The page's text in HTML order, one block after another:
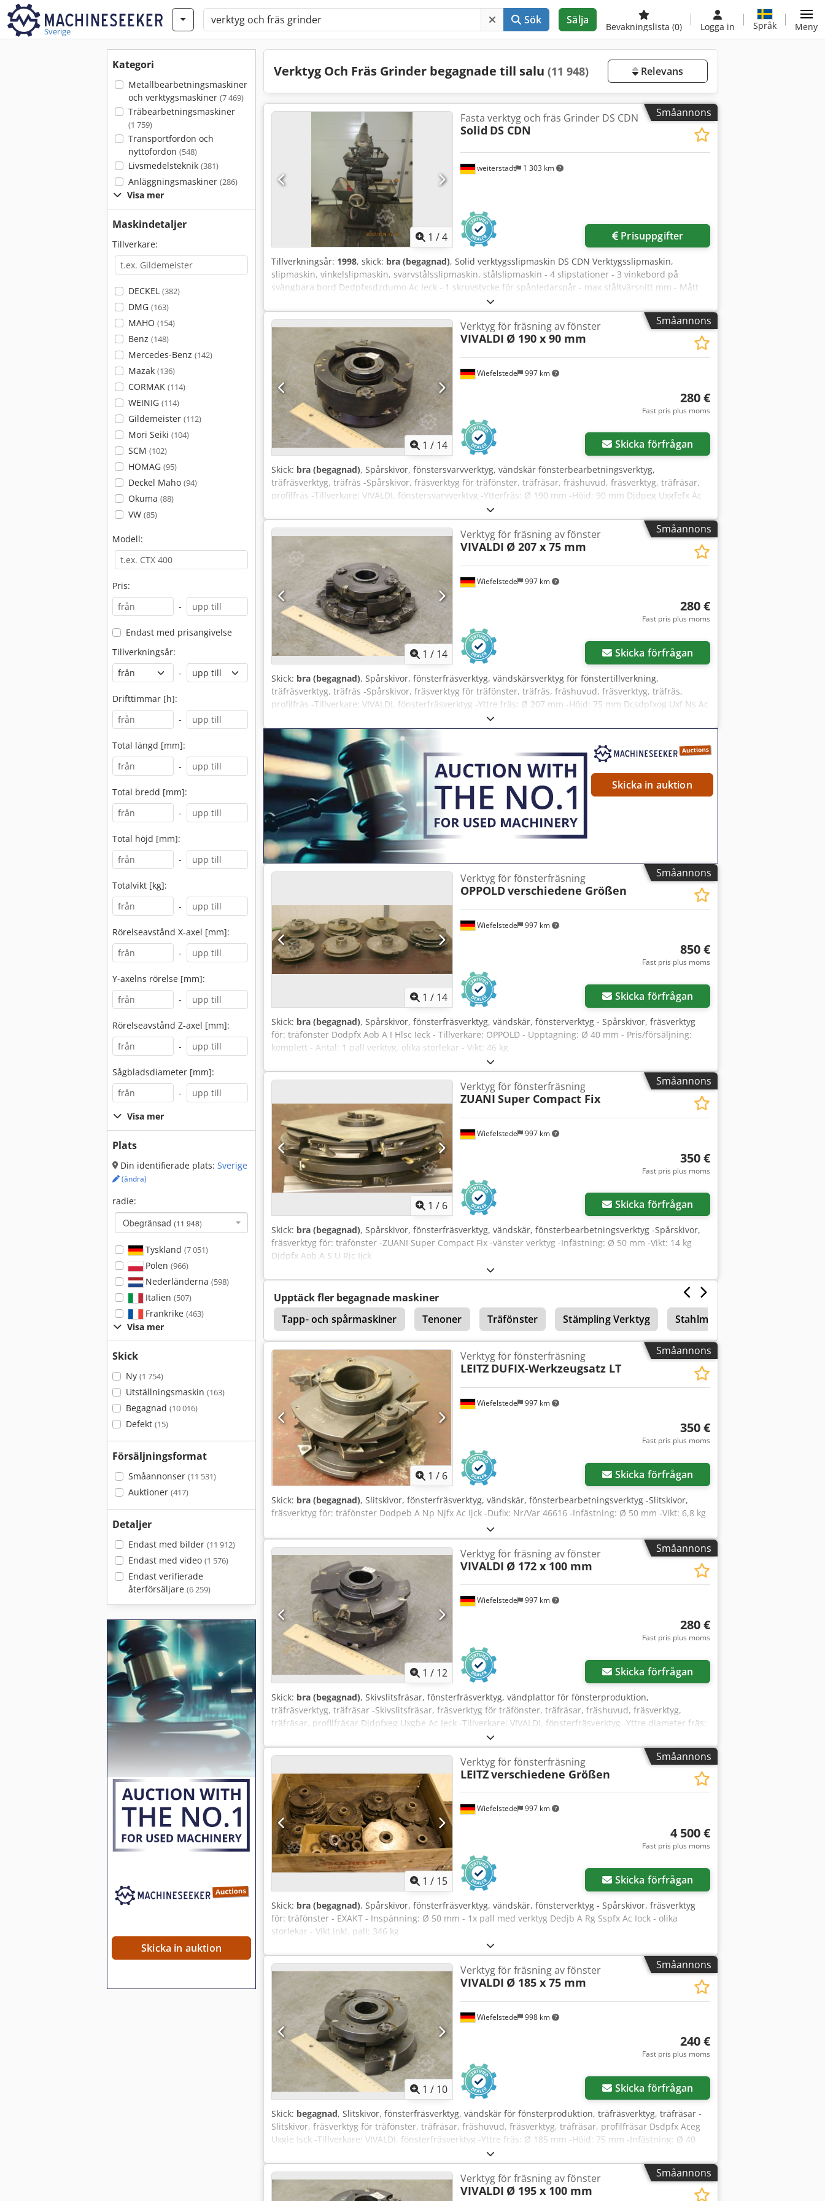
Sverige
Sök Sälja
Bevakningslista (0) Logga in Språk Meny
Kategori
Metallbearbetningsmaskiner
och verktygsmaskiner (7 469)
Träbearbetningsmaskiner
(1 759)
Transportfordon och
nyttofordon (548)
Livsmedelsteknik (381)
Anläggningsmaskiner (286)
Visa mer
Maskindetaljer
Tillverkare:
DECKEL (382)
DMG (163)
MAHO (154)
Benz (148)
Mercedes-Benz (142)
Mazak (136)
CORMAK (114)
WEINIG (114)
Gildemeister (112)
Mori Seiki (104)
SCM (102)
HOMAG (95)
Deckel Maho (94)
Okuma (88)
VW (85)
Modell:
Pris:
-
Endast med prisangivelse
Tillverkningsår:
-
Drifttimmar [h]:
-
Total längd [mm]:
-
Total bredd [mm]:
-
Total höjd [mm]:
-
Totalvikt [kg]:
-
Rörelseavstånd X-axel [mm]:
-
Y-axelns rörelse [mm]:
-
Rörelseavstånd Z-axel [mm]:
-
Sågbladsdiameter [mm]:
-
Visa mer
Plats
Din identifierade plats: Sverige
(ändra)
radie:
Obegränsad (11 948)
Tyskland (7 051)
Polen (966)
Nederländerna (598)
Italien (507)
Frankrike (463)
Visa mer
Skick
Ny (1 754)
Utställningsmaskin (163)
Begagnad (10 016)
Defekt (15)
Försäljningsformat
Småannonser (11 531)
Auktioner (417)
Detaljer
Endast med bilder (11 912)
Endast med video (1 576)
Endast verifierade
återförsäljare (6 259)
Skicka in auktion
Verktyg Och Fräs Grinder begagnade till salu (11 948) Relevans
Småannons
1 /4
weiterstadt 1 303 km
Fasta verktyg och fräs Grinder DS CDN
Solid DS CDN
Prisuppgifter
Tillverkningsår: 1998, skick: bra (begagnad), Solid verktygsslipmaskin DS CDN Verktygsslipmaskin,
slipmaskin, vinkelslipmaskin, svarvstålsslipmaskin, stålslipmaskin - 4 slipstationer - 3 vinkebord på
svängbara bord Dedpfxsdzdumo Ac Ieck - 1 skruvstycke för spånledarspår - max ståltvärsnitt mm - Mått
Småannons
1 / 14
Wiefelstede 997 km
Verktyg för fräsning av fönster
VIVALDI Ø 190 x 90 mm
280 €
Fast pris plus moms
Skicka förfrågan
Skick: bra (begagnad), Spårskivor, fönstersvarvverktyg, vändskär fönsterbearbetningsverktyg,
träfräsverktyg, träfräs -Spårskivor, fräsverktyg för träfönster, träfräsar, fräshuvud, fräsverktyg, träfräsar,
profilfräs -Tillverkare: VIVALDI, fönstersvarvverktyg -Ytterfräs: Ø 190 mm -Höjd: 90 mm Djdpeg Uxgfefx Ac
Isck -Infästning: Ø 40 mm -Varvtal: upp till max 6000 varv/min -Vikt: 9,9 kg
Småannons
1 / 14
Wiefelstede 997 km
Verktyg för fräsning av fönster
VIVALDI Ø 207 x 75 mm
280 €
Fast pris plus moms
Skicka förfrågan
Skick: bra (begagnad), Spårskivor, fönsterfräsverktyg, vändskärsverktyg för fönstertillverkning,
träfräsverktyg, träfräs -Spårskivor, fräsverktyg för träfönster, träfräs, fräshuvud, fräsverktyg, träfräs,
profilfräs -Tillverkare: VIVALDI, fönsterfräsverktyg -Yttre fräs: Ø 207 mm -Höjd: 75 mm Dcsdpfxog Uxf Ns Ac
Iek -Upptagning: Ø 40 mm -Varvtal: upp till max. 6000 varv/min -Vikt: 6,7 kg
Skicka in auktion
Småannons
1 / 14
Wiefelstede 997 km
Verktyg för fönsterfräsning
OPPOLDverschiedene Größen
850 €
Fast pris plus moms
Skicka förfrågan
Skick: bra (begagnad), Spårskivor, fönsterfräsverktyg, vändskär, fönsterverktyg - Spårskivor, fräsverktyg
för: träfönster Dodpfx Aob A I Hlsc Ieck - Tillverkare: OPPOLD - Upptagning: Ø 40 mm - Pris/försäljning:
komplett - Antal: 1 pall verktyg, olika storlekar - Vikt: 46 kg
Småannons
1 / 6
Wiefelstede 997 km
Verktyg för fönsterfräsning
ZUANI Super Compact Fix
350 €
Fast pris plus moms
Skicka förfrågan
Skick: bra (begagnad), Spårskivor, fönsterfräsverktyg, vändskär, fönsterbearbetningsverktyg -Spårskivor,
fräsverktyg för: träfönster -ZUANI Super Compact Fix -vänster verktyg -Infästning: Ø 50 mm -Vikt: 14 kg
Djdpfx Aob A S U Rjc Ijck
Upptäck fler begagnade maskiner
Tapp- och spårmaskiner
Tenoner Träfönster Stämpling Verktyg Stahlmayer Verktyg
Walter Helitronic
Småannons
1 / 6
Wiefelstede 997 km
Verktyg för fönsterfräsning
LEITZ DUFIX-Werkzeugsatz LT
350 €
Fast pris plus moms
Skicka förfrågan
Skick: bra (begagnad), Slitskivor, fönsterfräsverktyg, vändskär, fönsterbearbetningsverktyg -Slitskivor,
fräsverktyg för: träfönster Dodpeb A Np Njfx Ac Ijck -Dufix: Nr/Var 46616 -Infästning: Ø 50 mm -Vikt: 6,8 kg
Småannons
1 / 12
Wiefelstede 997 km
Verktyg för fräsning av fönster
VIVALDI Ø 172 x 100 mm
280 €
Fast pris plus moms
Skicka förfrågan
Skick: bra (begagnad), Skivslitsfräsar, fönsterfräsverktyg, vändplattor för fönsterproduktion,
träfräsverktyg, träfräsar -Skivslitsfräsar, fräsverktyg för träfönster, träfräsar, fräshuvud, fräsverktyg,
träfräsar, profilfräsar Djdpfxeg Uxgbe Ac Ieck -Tillverkare: VIVALDI, fönsterfräsverktyg -Yttre diameter fräs:
Ø 172 mm -Höjd: 100 mm -Infästning: Ø 40 mm -Varvtal: upp till max. 6000 varv/min -Vikt: 8,2 kg
Småannons
1 / 15
Wiefelstede 997 km
Verktyg för fönsterfräsning
LEITZverschiedene Größen
4 500 €
Fast pris plus moms
Skicka förfrågan
Skick: bra (begagnad), Spårskivor, fönsterfräsverktyg, vändskär, fönsterverktyg - Spårskivor, fräsverktyg
för: träfönster - EXAKT - Inspänning: Ø 50 mm - 1x pall med verktyg Dedjb A Rg Sspfx Ac Iock - olika
storlekar - Vikt inkl. pall: 346 kg
Småannons
1 / 10
Wiefelstede 998 km
Verktyg för fräsning av fönster
VIVALDI Ø 185 x 75 mm
240 €
Fast pris plus moms
Skicka förfrågan
Skick: begagnad, Slitskivor, fönsterfräsverktyg, vändskär för fönsterproduktion, träfräsverktyg, träfräsar -
Slitskivor, fräsverktyg för träfönster, träfräsar, fräshuvud, fräsverktyg, träfräsar, profilfräsar Dsdpfx Aceg
Uxgie Isck -Tillverkare: VIVALDI, fönsterfräsverktyg -Yttre fräs: Ø 185 mm -Höjd: 75 mm -Infästning: Ø 40
mm -Varvtal: upp till max. 6000 varv/min -Vikt: 5,8 kg
Småannons
Verktyg för fräsning av fönster
VIVALDI Ø 195 x 100 mm